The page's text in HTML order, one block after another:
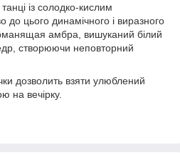
із солодко-кислим
до цього динамічного і виразного
амбра, вишуканий білий
створюючи неповторний
дозволить взяти улюблений
на вечірку.